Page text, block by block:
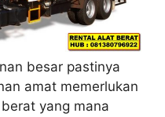
besar pastinya
amat memerlukan
yang mana